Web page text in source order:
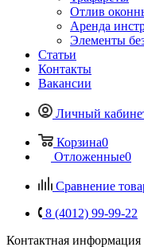
Отлив
Аренда
Элементы
Статьи
Контакты
Вакансии
Личный
Корзина0
Отложенные0
Сравнение
8 (4012) 99-99-22
Контактная информация